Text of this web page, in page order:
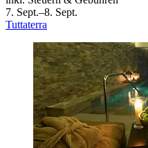
7. Sept.–8. Sept.
Tuttaterra